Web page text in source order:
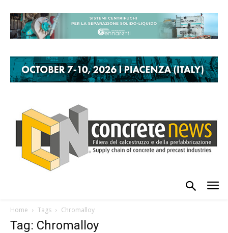
Home Tags Chromalloy
Tag: Chromalloy